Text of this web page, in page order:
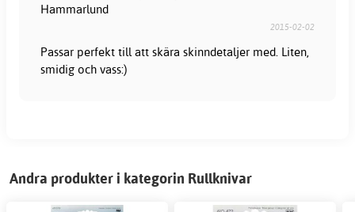
Hammarlund
2015-02-02
Passar perfekt till att skära skinndetaljer med. Liten,
smidig och vass:)
Andra produkter i kategorin Rullknivar